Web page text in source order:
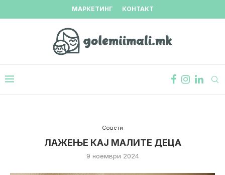
МАРКЕТИНГ КОНТАКТ
Совети
ЛАЖЕЊЕ КАЈ МАЛИТЕ ДЕЦА
9 ноември 2024